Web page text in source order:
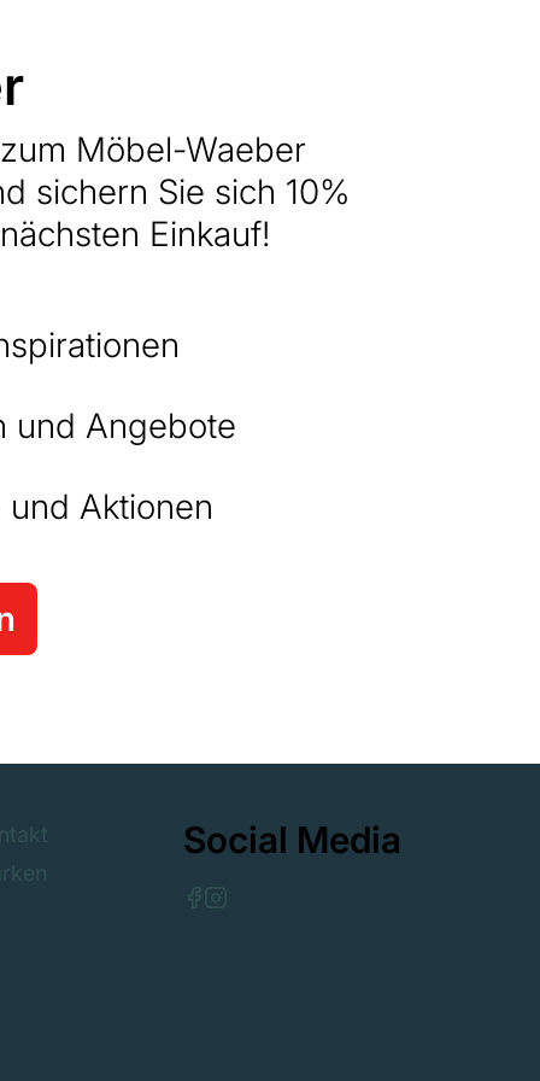
Möbel-Waeber
sichern Sie sich 10%
Einkauf!
und Angebote
Aktionen
Social Media